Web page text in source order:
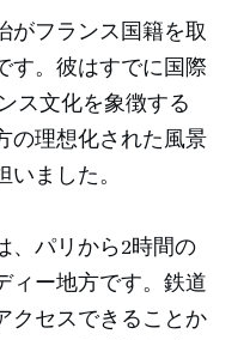
がフランス国籍を取
す。彼はすでに国際
ス文化を象徴する
の理想化された風景
ました。
、パリから2時間の
ィー地方です。鉄道
クセスできることか